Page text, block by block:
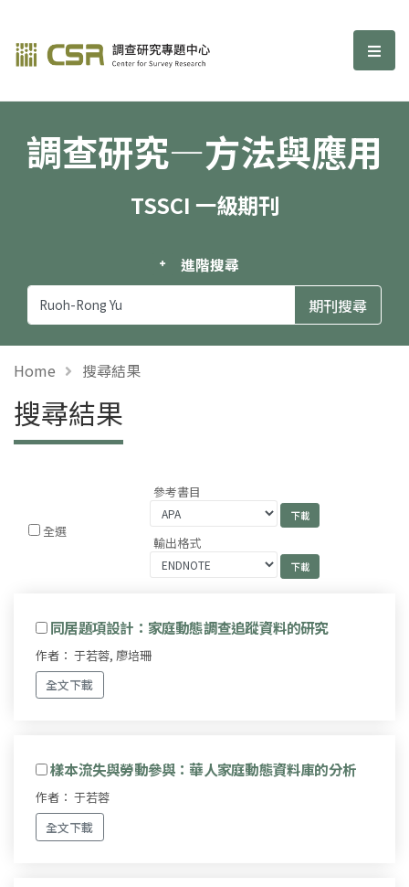
調查研究—方法與應用期刊 選
調查研究—方法與應用
TSSCI 一級期刊
進階搜尋
Home 搜尋結果
搜尋結果
全選
參考書目
輸出格式
同居題項設計：家庭動態調查追蹤資料的研究
作者： 于若蓉, 廖培珊
全文下載
樣本流失與勞動參與：華人家庭動態資料庫的分析
作者： 于若蓉
全文下載